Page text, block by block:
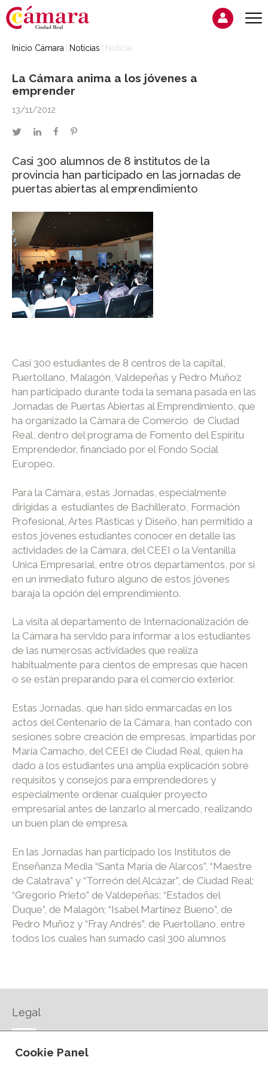
Inicio Cámara Noticias Noticia
La Cámara anima a los jóvenes a
emprender
13/11/2012
twitterlinkedinfacebookpinterest
Casi 300 alumnos de 8 institutos de la
provincia han participado en las jornadas de
puertas abiertas al emprendimiento
Casi 300 estudiantes de 8 centros de la capital,
Puertollano, Malagón, Valdepeñas y Pedro Muñoz
han participado durante toda la semana pasada en las
Jornadas de Puertas Abiertas al Emprendimiento, que
ha organizado la Cámara de Comercio de Ciudad
Real, dentro del programa de Fomento del Espíritu
Emprendedor, financiado por el Fondo Social
Europeo.
Para la Cámara, estas Jornadas, especialmente
dirigidas a estudiantes de Bachillerato, Formación
Profesional, Artes Plásticas y Diseño, han permitido a
estos jóvenes estudiantes conocer en detalle las
actividades de la Cámara, del CEEI o la Ventanilla
Unica Empresarial, entre otros departamentos, por si
en un inmediato futuro alguno de estos jóvenes
baraja la opción del emprendimiento.
La visita al departamento de Internacionalización de
la Cámara ha servido para informar a los estudiantes
de las numerosas actividades que realiza
habitualmente para cientos de empresas que hacen
o se están preparando para el comercio exterior.
Estas Jornadas, que han sido enmarcadas en los
actos del Centenario de la Cámara, han contado con
sesiones sobre creación de empresas, impartidas por
María Camacho, del CEEI de Ciudad Real, quien ha
dado a los estudiantes una amplia explicación sobre
requisitos y consejos para emprendedores y
especialmente ordenar cualquier proyecto
empresarial antes de lanzarlo al mercado, realizando
un buen plan de empresa.
En las Jornadas han participado los Institutos de
Enseñanza Media “Santa María de Alarcos”, “Maestre
de Calatrava” y “Torreón del Alcázar”, de Ciudad Real;
“Gregorio Prieto” de Valdepeñas; “Estados del
Duque”, de Malagón; “Isabel Martínez Bueno”, de
Pedro Muñoz y “Fray Andrés”, de Puertollano, entre
todos los cuales han sumado casi 300 alumnos
Legal
AVISO LEGAL
Cookie Panel